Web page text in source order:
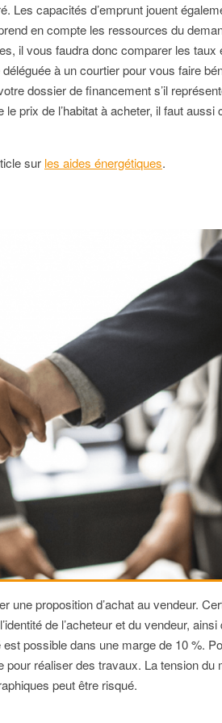
capacités d’emprunt jouent
en compte les ressources du
il vous faudra donc comparer les
à un courtier pour vous faire
dossier de financement s’il
prix de l’habitat à acheter, il faut aussi
sur les aides énergétiques.
proposition d’achat au vendeur.
de l’acheteur et du vendeur,
possible dans une marge de 10 %.
réaliser des travaux. La tension
peut être risqué.